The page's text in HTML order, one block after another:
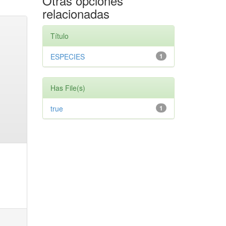
relacionadas
Título
1
ESPECIES
Has File(s)
1
true